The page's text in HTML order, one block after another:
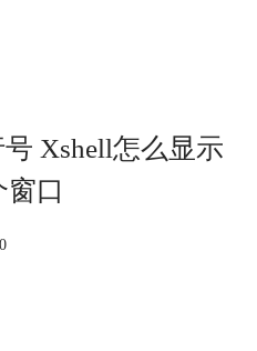
Xshell怎么显示
窗口